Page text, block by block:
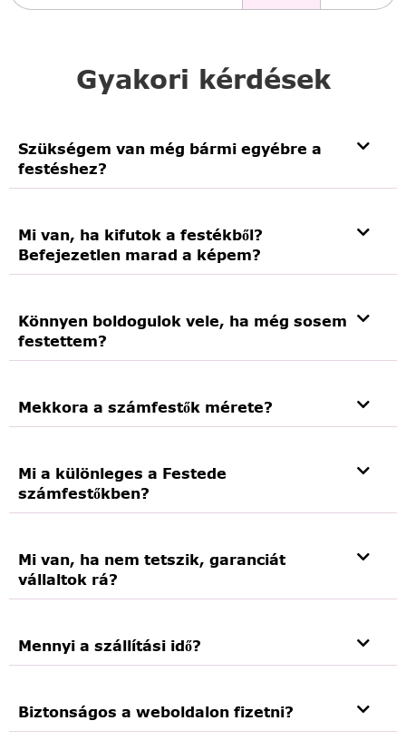
Gyakori kérdések
Szükségem van még bármi egyébre a
festéshez?
Mi van, ha kifutok a festékből?
Befejezetlen marad a képem?
Könnyen boldogulok vele, ha még sosem
festettem?
Mekkora a számfestők mérete?
Mi a különleges a Festede
számfestőkben?
Mi van, ha nem tetszik, garanciát
vállaltok rá?
Mennyi a szállítási idő?
Biztonságos a weboldalon fizetni?